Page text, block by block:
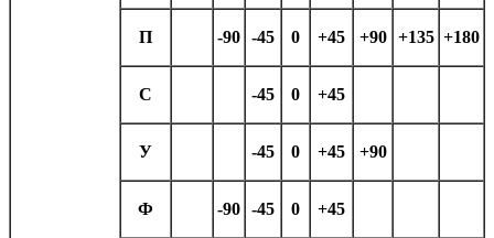
П -90 -45 0 +45 +90 +135 +180
С -45 0 +45
У -45 0 +45 +90
Ф -90 -45 0 +45